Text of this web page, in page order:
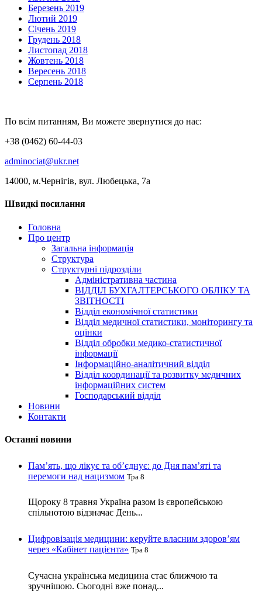
Березень 2019
Лютий 2019
Січень 2019
Грудень 2018
Листопад 2018
Жовтень 2018
Вересень 2018
Серпень 2018
По всім питанням, Ви можете звернутися до нас:
+38 (0462) 60-44-03
adminociat@ukr.net
14000, м.Чернігів, вул. Любецька, 7а
Швидкі посилання
Головна
Про центр
Загальна інформація
Структура
Структурні підрозділи
Адміністративна частина
ВІДДІЛ БУХГАЛТЕРСЬКОГО ОБЛІКУ ТА
ЗВІТНОСТІ
Відділ економічної статистики
Відділ медичної статистики, моніторингу та
оцінки
Відділ обробки медико-статистичної
інформації
Інформаційно-аналітичний відділ
Відділ координації та розвитку медичних
інформаційних систем
Господарський відділ
Новини
Контакти
Останні новини
Пам’ять, що лікує та об’єднує: до Дня пам’яті та
перемоги над нацизмом Тра 8
Щороку 8 травня Україна разом із європейською
спільнотою відзначає День...
Цифровізація медицини: керуйте власним здоров’ям
через «Кабінет пацієнта» Тра 8
Сучасна українська медицина стає ближчою та
зручнішою. Сьогодні вже понад...